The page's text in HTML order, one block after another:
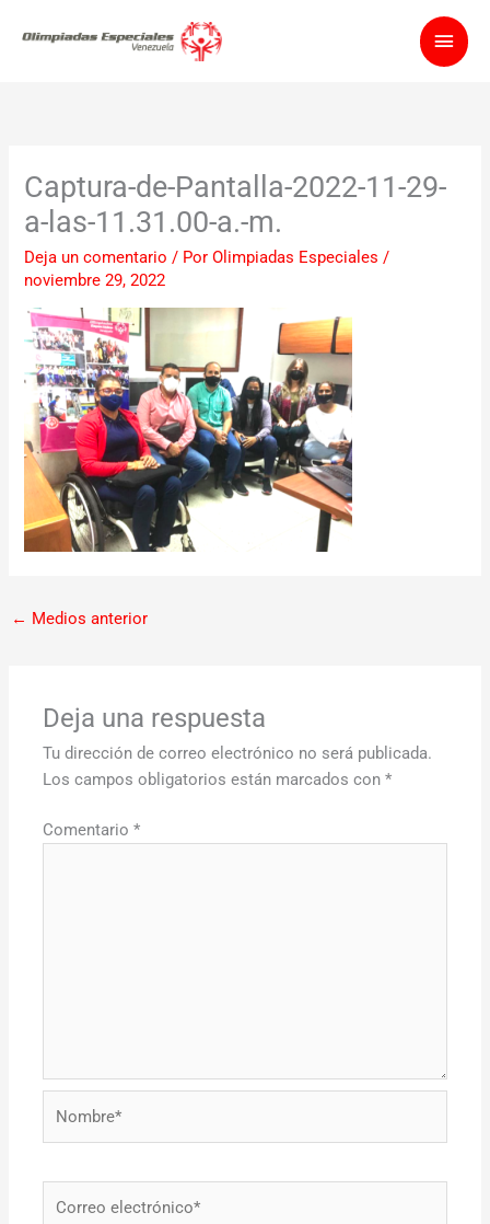
Captura-de-Pantalla-2022-11-29-
a-las-11.31.00-a.-m.
Deja un comentario / PorOlimpiadas Especiales/
noviembre 29, 2022
← Medios anterior
Deja una respuesta
Tu dirección de correo electrónico no será publicada.
Los campos obligatorios están marcados con*
Comentario*